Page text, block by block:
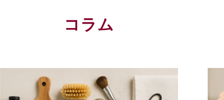
コラム